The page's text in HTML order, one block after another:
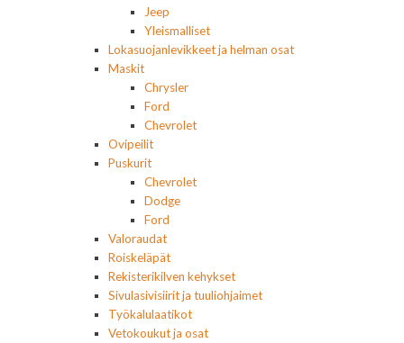
Jeep
Yleismalliset
Lokasuojanlevikkeet ja helman osat
Maskit
Chrysler
Ford
Chevrolet
Ovipeilit
Puskurit
Chevrolet
Dodge
Ford
Valoraudat
Roiskeläpät
Rekisterikilven kehykset
Sivulasivisiirit ja tuuliohjaimet
Työkalulaatikot
Vetokoukut ja osat